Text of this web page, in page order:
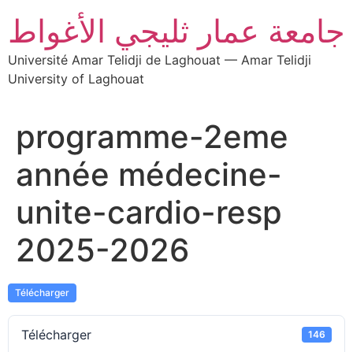
جامعة عمار ثليجي الأغواط
Université Amar Telidji de Laghouat — Amar Telidji
University of Laghouat
programme-2eme
année médecine-
unite-cardio-resp
2025-2026
Télécharger
Télécharger 146